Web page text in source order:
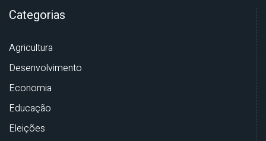
Categorias
Agricultura
Desenvolvimento
Economia
Educação
Eleições